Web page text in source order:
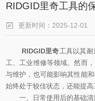
RIDGID里奇工具的
更新时间：2025-12-01
RIDGID里奇工具以其
工、工业维修等领域。然而
与维护，也可能影响其性能
始终处于较佳状态，还能提高
一、日常使用后的基础清